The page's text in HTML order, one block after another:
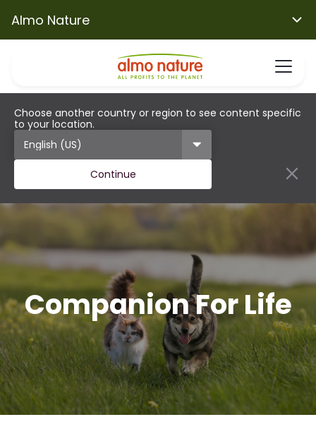
Almo Nature
Choose another country or region to see content specific
to your location.
Continue
Companion For Life